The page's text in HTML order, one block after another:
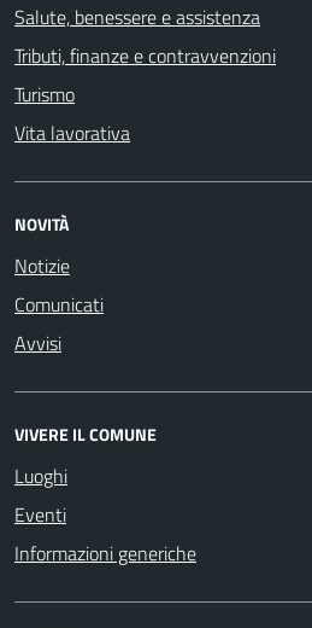
Salute, benessere e assistenza
Tributi, finanze e contravvenzioni
Turismo
Vita lavorativa
NOVITÀ
Notizie
Comunicati
Avvisi
VIVERE IL COMUNE
Luoghi
Eventi
Informazioni generiche